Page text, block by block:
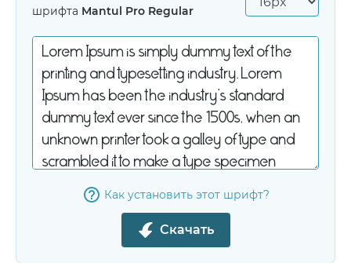
шрифта Mantul Pro Regular
Как установить этот шрифт?
Скачать